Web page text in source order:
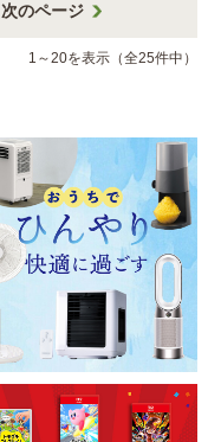
次のページ
1～20を表示（全25件中）